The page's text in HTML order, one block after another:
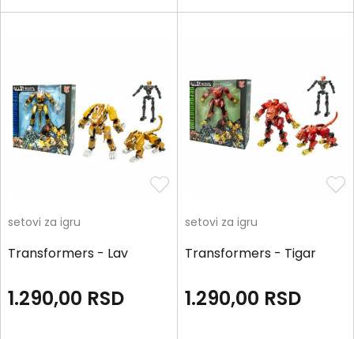
setovi za igru
Transformers - Lav
1.290,00 RSD
setovi za igru
Transformers - Tigar
1.290,00 RSD